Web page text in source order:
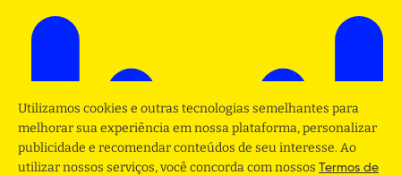
Utilizamos cookies e outras tecnologias semelhantes para
melhorar sua experiência em nossa plataforma, personalizar
publicidade e recomendar conteúdos de seu interesse. Ao
utilizar nossos serviços, você concorda com nossos Termos de